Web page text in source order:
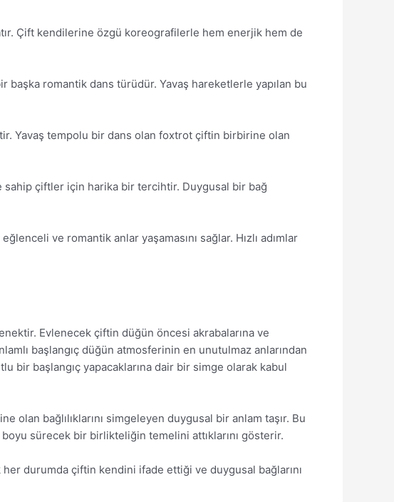
Çift kendilerine özgü koreografilerle hem enerjik hem de
romantik dans türüdür. Yavaş hareketlerle yapılan bu
Yavaş tempolu bir dans olan foxtrot çiftin birbirine olan
çiftler için harika bir tercihtir. Duygusal bir bağ
ve romantik anlar yaşamasını sağlar. Hızlı adımlar
Evlenecek çiftin düğün öncesi akrabalarına ve
başlangıç düğün atmosferinin en unutulmaz anlarından
bir başlangıç yapacaklarına dair bir simge olarak kabul
bağlılıklarını simgeleyen duygusal bir anlam taşır. Bu
sürecek bir birlikteliğin temelini attıklarını gösterir.
durumda çiftin kendini ifade ettiği ve duygusal bağlarını